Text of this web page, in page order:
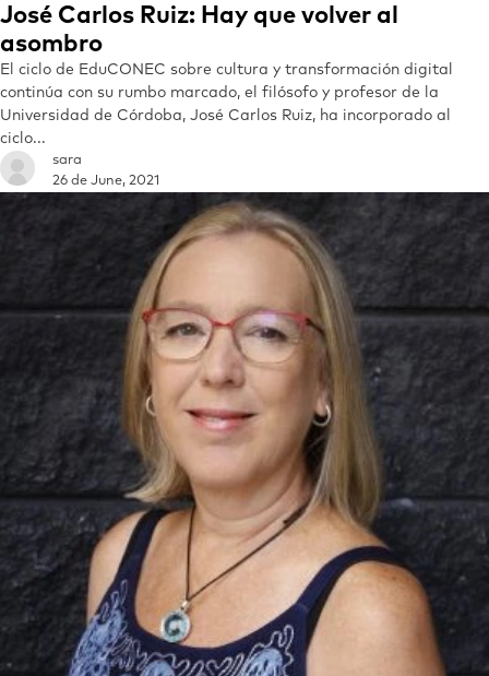
José Carlos Ruiz: Hay que volver al
asombro
El ciclo de EduCONEC sobre cultura y transformación digital
continúa con su rumbo marcado, el filósofo y profesor de la
Universidad de Córdoba, José Carlos Ruiz, ha incorporado al
ciclo...
sara
26 de June, 2021